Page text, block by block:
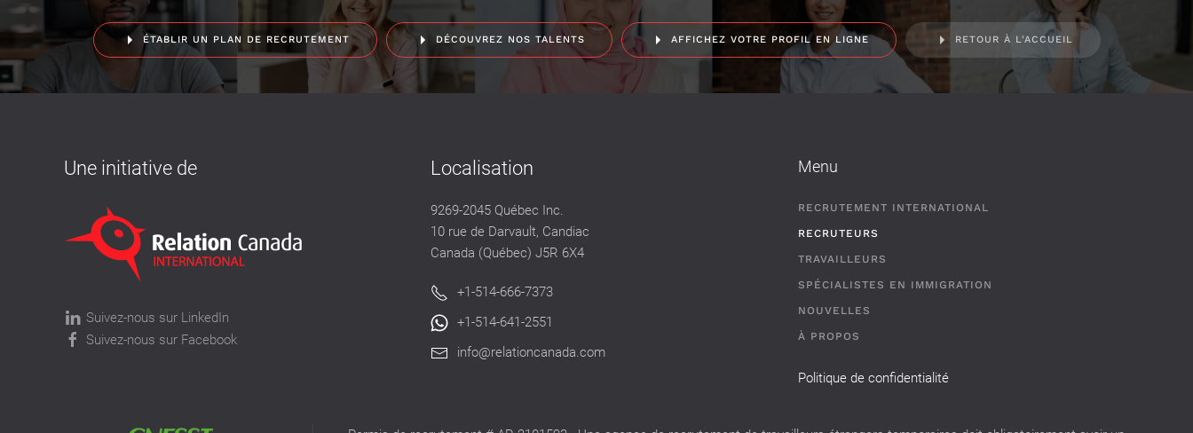
ÉTABLIR UN PLAN DE RECRUTEMENT DÉCOUVREZ NOS TALENTS AFFICHEZ VOTRE PROFIL EN LIGNE RETOUR À L'ACCUEIL
Une initiative de
Suivez-nous sur LinkedIn
Suivez-nous sur Facebook
Localisation
9269-2045 Québec Inc.
10 rue de Darvault, Candiac
Canada (Québec) J5R 6X4
+1-514-666-7373
+1-514-641-2551
info@relationcanada.com
Menu
RECRUTEMENT INTERNATIONAL
RECRUTEURS
TRAVAILLEURS
SPÉCIALISTES EN IMMIGRATION
NOUVELLES
À PROPOS
Politique de confidentialité